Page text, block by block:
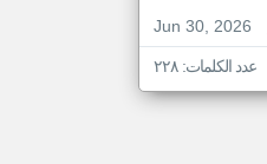
Jun 30, 2026
عدد الكلمات: ٢٢٨